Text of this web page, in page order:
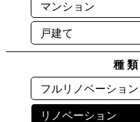
マンション
戸建て
種
フルリノベーション
リノベーション